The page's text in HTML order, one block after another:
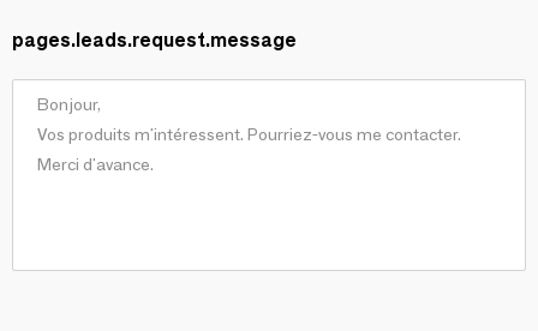
pages.leads.request.message